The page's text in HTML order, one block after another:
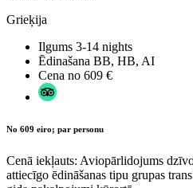
Grieķija
Ilgums 3-14 nights
Ēdinašana BB, HB, AI
Cena no 609 €
No 609 eiro; par personu
Cenā iekļauts: Aviopārlidojums
attiecīgo ēdināšanas tipu grupas